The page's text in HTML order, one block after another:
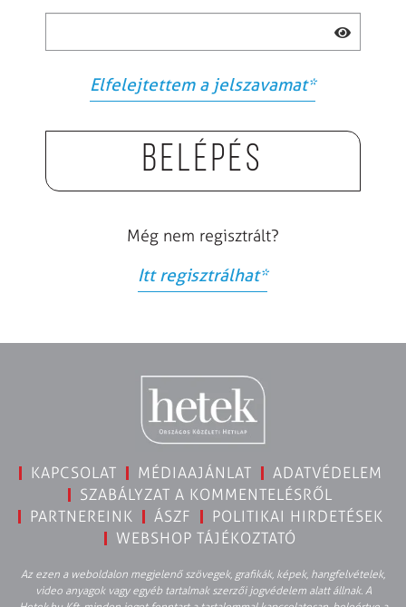
Elfelejtettem a jelszavamat*
Belépés
Még nem regisztrált?
Itt regisztrálhat*
KAPCSOLAT MÉDIAAJÁNLAT
ADATVÉDELEM
SZABÁLYZAT A KOMMENTELÉSRŐL
PARTNEREINK
ÁSZF
POLITIKAI HIRDETÉSEK
WEBSHOP TÁJÉKOZTATÓ
Az ezen a weboldalon megjelenő szövegek, grafikák, képek, hangfelvételek,
video anyagok vagy egyéb tartalmak szerzői jogvédelem alatt állnak. A